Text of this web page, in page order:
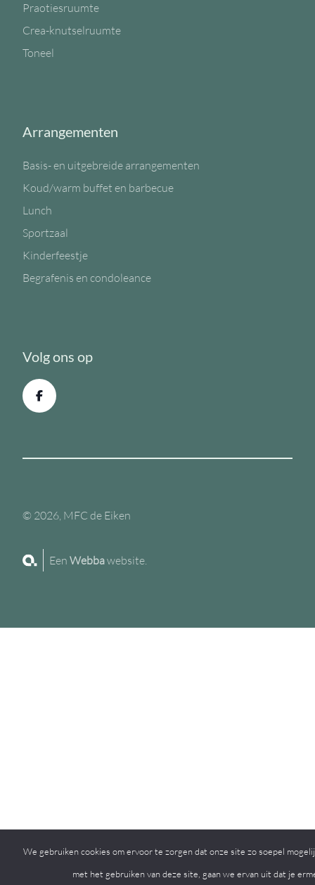
Praotiesruumte
Crea-knutselruumte
Toneel
Arrangementen
Basis- en uitgebreide arrangementen
Koud/warm buffet en barbecue
Lunch
Sportzaal
Kinderfeestje
Begrafenis en condoleance
Volg ons op
© 2026, MFC de Eiken
EenWebbawebsite.
We gebruiken cookies om ervoor te zorgen dat onze site zo soepel
met het gebruiken van deze site, gaan we ervan uit dat je